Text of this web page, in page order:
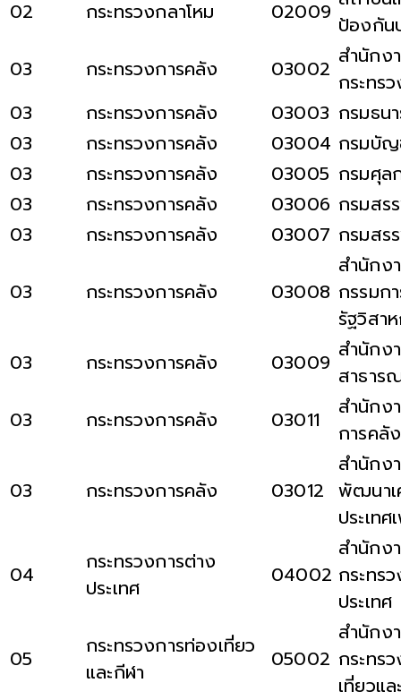
02 กระทรวงกลาโหม 02009 ป้องกัน
03
กระทรวงการคลัง 03002 สำนักง
กระทร
03
กระทรวงการคลัง 03003 กรมธน
03
กระทรวงการคลัง 03004 กรมบั
03
กระทรวงการคลัง 03005 กรมศุล
03
กระทรวงการคลัง 03006 กรมสร
03
กระทรวงการคลัง 03007 กรมสร
03 กระทรวงการคลัง 03008
สำนักง
กรรมก
รัฐวิสา
03
กระทรวงการคลัง 03009 สำนักง
สาธาร
03
กระทรวงการคลัง 03011
สำนักง
การคลัง
03 กระทรวงการคลัง 03012
สำนักง
พัฒนาเ
ประเท
04
กระทรวงการต่าง
ประเทศ
04002
สำนักง
กระทร
ประเทศ
05
กระทรวงการท่องเที่ยว
และกีฬา
05002
สำนักง
กระทร
เที่ยวแ